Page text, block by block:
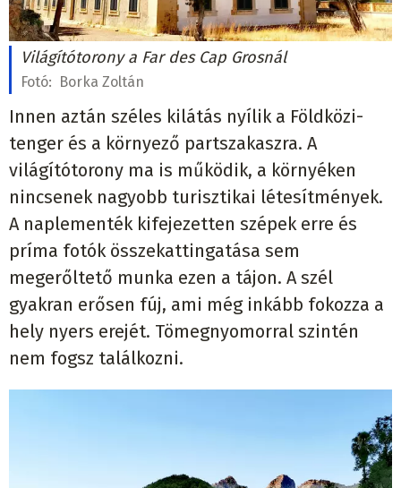
Világítótorony a Far des Cap Grosnál
Fotó: Borka Zoltán
Innen aztán széles kilátás nyílik a Földközi-
tenger és a környező partszakaszra. A
világítótorony ma is működik, a környéken
nincsenek nagyobb turisztikai létesítmények.
A naplementék kifejezetten szépek erre és
príma fotók összekattingatása sem
megerőltető munka ezen a tájon. A szél
gyakran erősen fúj, ami még inkább fokozza a
hely nyers erejét. Tömegnyomorral szintén
nem fogsz találkozni.